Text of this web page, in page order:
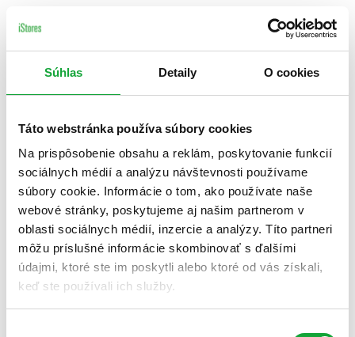
Súhlas Detaily O cookies
Táto webstránka používa súbory cookies
Na prispôsobenie obsahu a reklám, poskytovanie funkcií
sociálnych médií a analýzu návštevnosti používame
súbory cookie. Informácie o tom, ako používate naše
webové stránky, poskytujeme aj našim partnerom v
oblasti sociálnych médií, inzercie a analýzy. Títo partneri
môžu príslušné informácie skombinovať s ďalšími
údajmi, ktoré ste im poskytli alebo ktoré od vás získali,
keď ste používali ich služby.